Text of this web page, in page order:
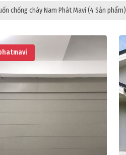
chống cháy Nam Phát Mavi (4 Sản phẩm)